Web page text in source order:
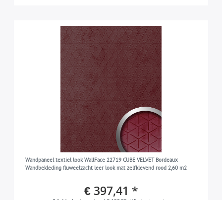
Wandpaneel textiel look WallFace 22719 CUBE VELVET Bordeaux
Wandbekleding fluweelzacht leer look mat zelfklevend rood 2,60 m2
€ 397,41 *